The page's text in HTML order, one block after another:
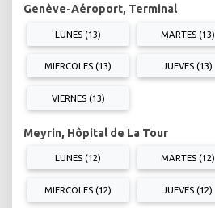
Genève-Aéroport, Terminal
LUNES (13) MARTES (13)
MIERCOLES (13) JUEVES (13)
VIERNES (13)
Meyrin, Hôpital de La Tour
LUNES (12) MARTES (12)
MIERCOLES (12) JUEVES (12)